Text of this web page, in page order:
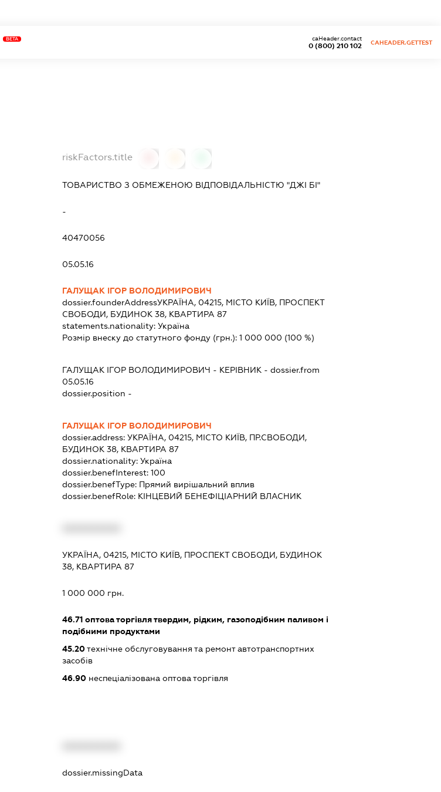
BETA
0 (800) 210 102
caHeader.contact
CAHEADER.GETTEST
riskFactors.title
ТОВАРИСТВО З ОБМЕЖЕНОЮ ВІДПОВІДАЛЬНІСТЮ "ДЖІ БІ"
-
40470056
05.05.16
ГАЛУЩАК ІГОР ВОЛОДИМИРОВИЧ
dossier.founderAddressУКРАЇНА, 04215, МІСТО КИЇВ, ПРОСПЕКТ
СВОБОДИ, БУДИНОК 38, КВАРТИРА 87
statements.nationality: Україна
Розмір внеску до статутного фонду (грн.): 1 000 000 (100 %)
ГАЛУЩАК ІГОР ВОЛОДИМИРОВИЧ - КЕРІВНИК - dossier.from
05.05.16
dossier.position -
ГАЛУЩАК ІГОР ВОЛОДИМИРОВИЧ
dossier.address: УКРАЇНА, 04215, МІСТО КИЇВ, ПР.СВОБОДИ,
БУДИНОК 38, КВАРТИРА 87
dossier.nationality: Україна
dossier.benefInterest: 100
dossier.benefType: Прямий вирішальний вплив
dossier.benefRole: КІНЦЕВИЙ БЕНЕФІЦІАРНИЙ ВЛАСНИК
УКРАЇНА, 04215, МІСТО КИЇВ, ПРОСПЕКТ СВОБОДИ, БУДИНОК
38, КВАРТИРА 87
1 000 000 грн.
46.71оптова торгівля твердим, рідким, газоподібним паливом і
подібними продуктами
45.20технічне обслуговування та ремонт автотранспортних
засобів
46.90неспеціалізована оптова торгівля
dossier.missingData